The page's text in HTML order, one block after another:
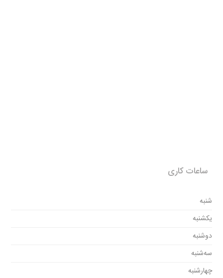
ساعات کاری
شنبه
یکشنبه
دوشنبه
سه‌شنبه
چهارشنبه